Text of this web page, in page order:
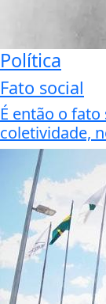
Política
Fato social
É então o
coletividade,